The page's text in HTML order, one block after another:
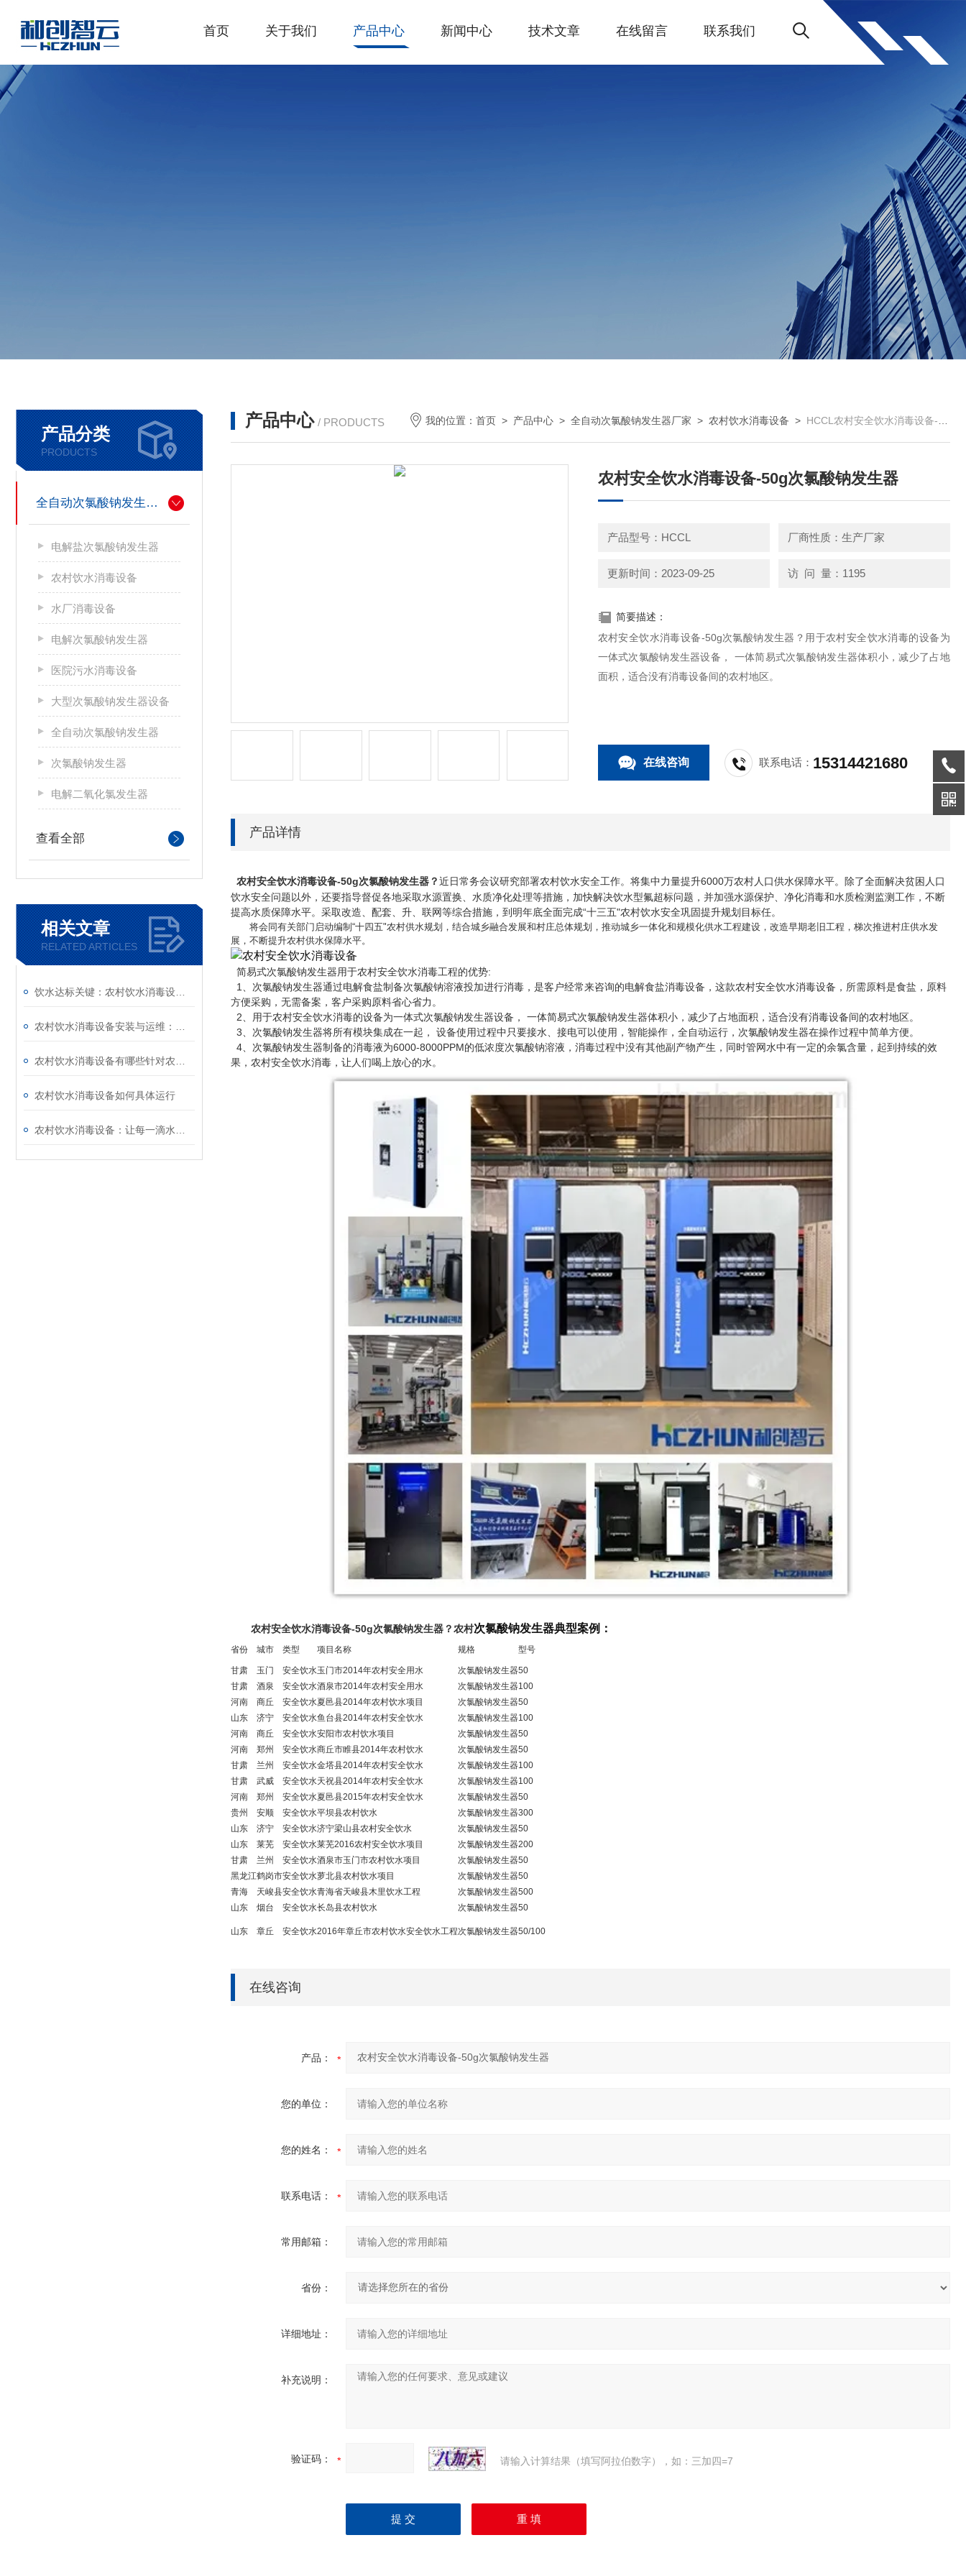
首页 关于我们 产品中心 新闻中心 技术文章 在线留言 联系我们
产品分类
PRODUCTS
全自动次氯酸钠发生器厂家
电解盐次氯酸钠发生器
农村饮水消毒设备
水厂消毒设备
电解次氯酸钠发生器
医院污水消毒设备
大型次氯酸钠发生器设备
全自动次氯酸钠发生器
次氯酸钠发生器
电解二氧化氯发生器
查看全部
相关文章
RELATED ARTICLES
农村饮水消毒设备如何具体运行
产品中心 / PRODUCTS 我的位置：首页 > 产品中心 >全自动次氯酸钠发生器厂家 > 农村饮水消毒设备 > HCCL农村安全饮水消毒设备-50g次氯酸钠发生器
农村安全饮水消毒设备-50g次氯酸钠发生器
产品型号：HCCL 厂商性质：生产厂家
更新时间：2023-09-25 访 问 量：1195
简要描述：
农村安全饮水消毒设备-50g次氯酸钠发生器？用于农村安全饮水消毒的设备为
一体式次氯酸钠发生器设备， 一体简易式次氯酸钠发生器体积小，减少了占地
面积，适合没有消毒设备间的农村地区。
在线咨询 联系电话： 15314421680
产品详情
农村安全饮水消毒设备-50g次氯酸钠发生器？近日常务会议研究部署农村饮水安全工作。将集中力量提升6000万农村人口供水保障水平。除了全面解决贫困人口
饮水安全问题以外，还要指导督促各地采取水源置换、水质净化处理等措施，加快解决饮水型氟超标问题，并加强水源保护、净化消毒和水质检测监测工作，不断
提高水质保障水平。采取改造、配套、升、联网等综合措施，到明年底全面完成“十三五"农村饮水安全巩固提升规划目标任。
将会同有关部门启动编制“十四五"农村供水规划，结合城乡融合发展和村庄总体规划，推动城乡一体化和规模化供水工程建设，改造早期老旧工程，梯次推进村庄供水发
展，不断提升农村供水保障水平。
简易式次氯酸钠发生器用于农村安全饮水消毒工程的优势:
1、次氯酸钠发生器通过电解食盐制备次氯酸钠溶液投加进行消毒，是客户经常来咨询的电解食盐消毒设备，这款农村安全饮水消毒设备，所需原料是食盐，原料
方便采购，无需备案，客户采购原料省心省力。
2、用于农村安全饮水消毒的设备为一体式次氯酸钠发生器设备， 一体简易式次氯酸钠发生器体积小，减少了占地面积，适合没有消毒设备间的农村地区。
3、次氯酸钠发生器将所有模块集成在一起， 设备使用过程中只要接水、接电可以使用，智能操作，全自动运行，次氯酸钠发生器在操作过程中简单方便。
4、次氯酸钠发生器制备的消毒液为6000-8000PPM的低浓度次氯酸钠溶液，消毒过程中没有其他副产物产生，同时管网水中有一定的余氯含量，起到持续的效
果，农村安全饮水消毒，让人们喝上放心的水。
农村安全饮水消毒设备-50g次氯酸钠发生器？农村次氯酸钠发生器典型案例：
省份 城市 类型 项目名称 规格 型号
甘肃 玉门 安全饮水玉门市2014年农村安全用水 次氯酸钠发生器50
甘肃
酒泉 安全饮水酒泉市2014年农村安全用水 次氯酸钠发生器100
河南
商丘 安全饮水夏邑县2014年农村饮水项目 次氯酸钠发生器50
山东
济宁 安全饮水鱼台县2014年农村安全饮水 次氯酸钠发生器100
河南
商丘 安全饮水安阳市农村饮水项目 次氯酸钠发生器50
河南
郑州 安全饮水商丘市睢县2014年农村饮水 次氯酸钠发生器50
甘肃
兰州 安全饮水金塔县2014年农村安全饮水 次氯酸钠发生器100
甘肃
武威 安全饮水天祝县2014年农村安全饮水 次氯酸钠发生器100
河南
郑州 安全饮水夏邑县2015年农村安全饮水 次氯酸钠发生器50
贵州
安顺 安全饮水平坝县农村饮水 次氯酸钠发生器300
山东
济宁 安全饮水济宁梁山县农村安全饮水 次氯酸钠发生器50
山东
莱芜 安全饮水莱芜2016农村安全饮水项目 次氯酸钠发生器200
甘肃
兰州 安全饮水酒泉市玉门市农村饮水项目 次氯酸钠发生器50
黑龙江鹤岗市安全饮水萝北县农村饮水项目 次氯酸钠发生器50
青海
天峻县安全饮水青海省天峻县木里饮水工程 次氯酸钠发生器500
山东
烟台 安全饮水长岛县农村饮水 次氯酸钠发生器50
山东 章丘 安全饮水2016年章丘市农村饮水安全饮水工程次氯酸钠发生器50/100
在线咨询
产品：
您的单位：
您的姓名：
联系电话：
常用邮箱：
省份：
详细地址：
补充说明：
验证码： 请输入计算结果（填写阿拉伯数字），如：三加四=7